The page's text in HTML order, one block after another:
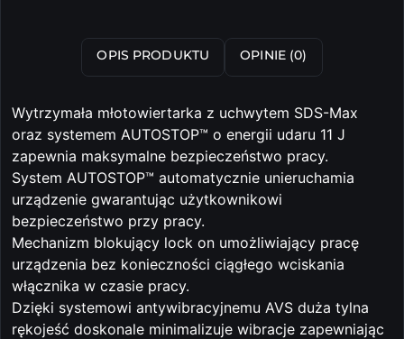
OPIS PRODUKTU OPINIE (0)
Wytrzymała młotowiertarka z uchwytem SDS-Max
oraz systemem AUTOSTOP™ o energii udaru 11 J
zapewnia maksymalne bezpieczeństwo pracy.
System AUTOSTOP™ automatycznie unieruchamia
urządzenie gwarantując użytkownikowi
bezpieczeństwo przy pracy.
Mechanizm blokujący lock on umożliwiający pracę
urządzenia bez konieczności ciągłego wciskania
włącznika w czasie pracy.
Dzięki systemowi antywibracyjnemu AVS duża tylna
rękojeść doskonale minimalizuje wibracje zapewniając